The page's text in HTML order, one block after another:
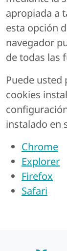
apropiada a
esta opción
navegador
de todas las
Puede
cookies
instalado en
Chrome
Explorer
Firefox
Safari